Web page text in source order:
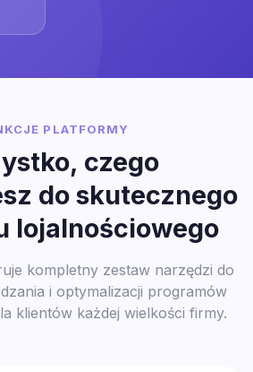
PLATFORMY
czego
do skutecznego
lojalnościowego
kompletny zestaw narzędzi do
i optymalizacji programów
klientów każdej wielkości firmy.